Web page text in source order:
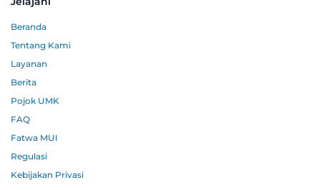
Beranda
Tentang Kami
Layanan
Berita
Pojok UMK
FAQ
Fatwa MUI
Regulasi
Kebijakan Privasi